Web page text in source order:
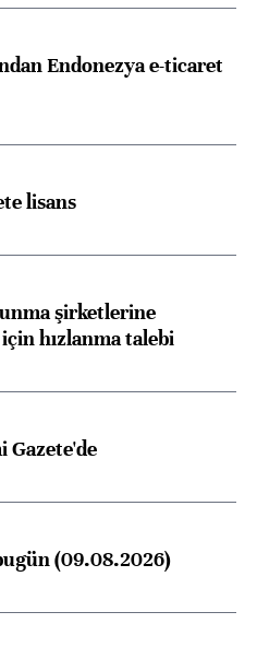
Endonezya e-ticaret
lisans
şirketlerine
hızlanma talebi
Gazete'de
(09.08.2026)